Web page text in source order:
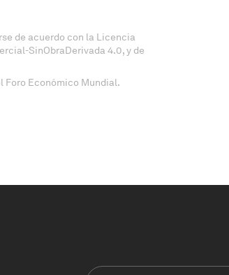
de acuerdo con la Licencia
SinObraDerivada 4.0, y de
Foro Económico Mundial.